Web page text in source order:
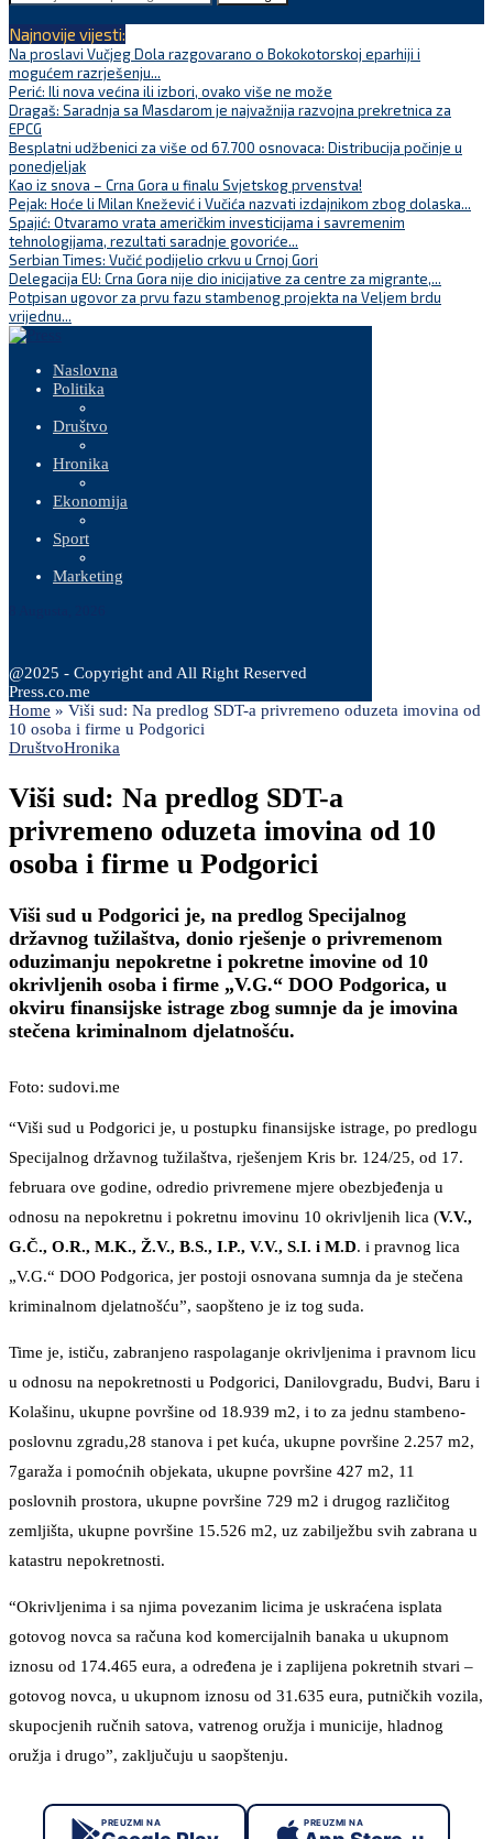
Najnovije vijesti:
Na proslavi Vučjeg Dola razgovarano o Bokokotorskoj eparhiji i
mogućem razrješenju...
Perić: Ili nova većina ili izbori, ovako više ne može
Dragaš: Saradnja sa Masdarom je najvažnija razvojna prekretnica za
EPCG
Besplatni udžbenici za više od 67.700 osnovaca: Distribucija počinje u
ponedjeljak
Kao iz snova – Crna Gora u finalu Svjetskog prvenstva!
Pejak: Hoće li Milan Knežević i Vučića nazvati izdajnikom zbog dolaska...
Spajić: Otvaramo vrata američkim investicijama i savremenim
tehnologijama, rezultati saradnje govoriće...
Serbian Times: Vučić podijelio crkvu u Crnoj Gori
Delegacija EU: Crna Gora nije dio inicijative za centre za migrante,...
Potpisan ugovor za prvu fazu stambenog projekta na Veljem brdu
vrijednu...
Naslovna
Politika
Društvo
Hronika
Ekonomija
Sport
Marketing
@2025 - Copyright and All Right Reserved
Press.co.me
Home » Viši sud: Na predlog SDT-a privremeno oduzeta imovina od
10 osoba i firme u Podgorici
DruštvoHronika
Viši sud: Na predlog SDT-a
privremeno oduzeta imovina od 10
osoba i firme u Podgorici
Viši sud u Podgorici je, na predlog Specijalnog
državnog tužilaštva, donio rješenje o privremenom
oduzimanju nepokretne i pokretne imovine od 10
okrivljenih osoba i firme „V.G.“ DOO Podgorica, u
okviru finansijske istrage zbog sumnje da je imovina
stečena kriminalnom djelatnošću.
Foto: sudovi.me
“Viši sud u Podgorici je, u postupku finansijske istrage, po predlogu
Specijalnog državnog tužilaštva, rješenjem Kris br. 124/25, od 17.
februara ove godine, odredio privremene mjere obezbjeđenja u
odnosu na nepokretnu i pokretnu imovinu 10 okrivljenih lica (V.V.,
G.Č., O.R., M.K., Ž.V., B.S., I.P., V.V., S.I. i M.D. i pravnog lica
„V.G.“ DOO Podgorica, jer postoji osnovana sumnja da je stečena
kriminalnom djelatnošću”, saopšteno je iz tog suda.
Time je, ističu, zabranjeno raspolaganje okrivljenima i pravnom licu
u odnosu na nepokretnosti u Podgorici, Danilovgradu, Budvi, Baru i
Kolašinu, ukupne površine od 18.939 m2, i to za jednu stambeno-
poslovnu zgradu,28 stanova i pet kuća, ukupne površine 2.257 m2,
7garaža i pomoćnih objekata, ukupne površine 427 m2, 11
poslovnih prostora, ukupne površine 729 m2 i drugog različitog
zemljišta, ukupne površine 15.526 m2, uz zabilježbu svih zabrana u
katastru nepokretnosti.
“Okrivljenima i sa njima povezanim licima je uskraćena isplata
gotovog novca sa računa kod komercijalnih banaka u ukupnom
iznosu od 174.465 eura, a određena je i zaplijena pokretnih stvari –
gotovog novca, u ukupnom iznosu od 31.635 eura, putničkih vozila,
skupocjenih ručnih satova, vatrenog oružja i municije, hladnog
oružja i drugo”, zaključuju u saopštenju.
PREUZMI NA PREUZMI NA